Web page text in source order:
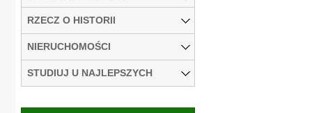
RZECZ O HISTORII
NIERUCHOMOŚCI
STUDIUJ U NAJLEPSZYCH